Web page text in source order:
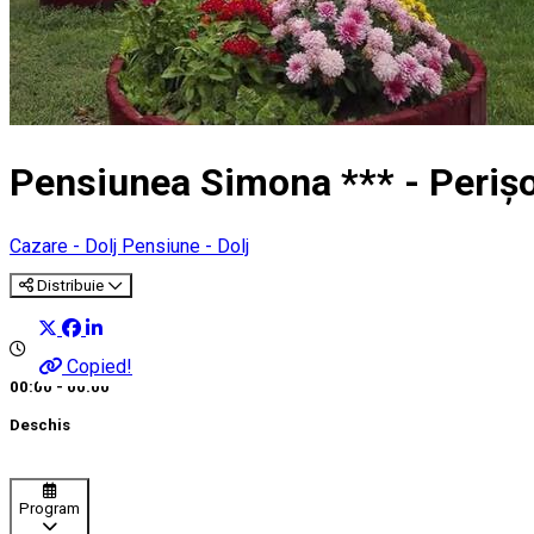
Pensiunea Simona *** -
Cazare - Dolj Pensiune - Dolj
Distribuie
Copied!
00:00 - 00:00
Deschis
Program